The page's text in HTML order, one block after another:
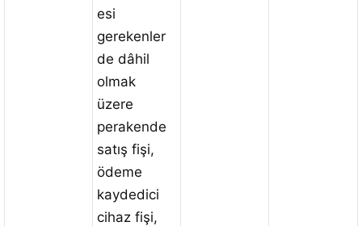
esi
gerekenler
de dâhil
olmak
üzere
perakende
satış fişi,
ödeme
kaydedici
cihaz fişi,